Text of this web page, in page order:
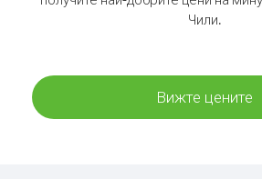
Чили.
Вижте цените